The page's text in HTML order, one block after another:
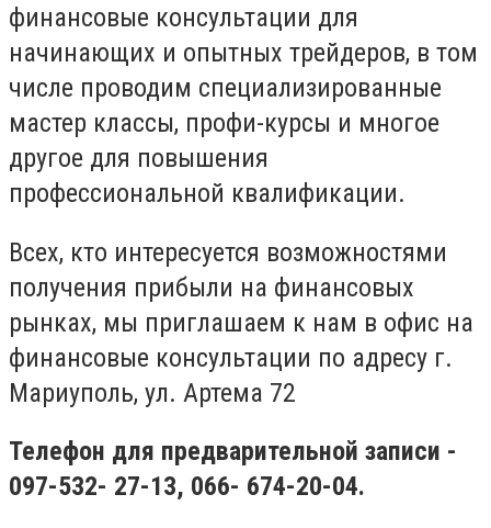
финансовые консультации для
начинающих и опытных трейдеров, в том
числе проводим специализированные
мастер классы, профи-курсы и многое
другое для повышения
профессиональной квалификации.
Всех, кто интересуется возможностями
получения прибыли на финансовых
рынках, мы приглашаем к нам в офис на
финансовые консультации по адресу г.
Мариуполь, ул. Артема 72
Телефон для предварительной записи -
097-532- 27-13, 066- 674-20-04.